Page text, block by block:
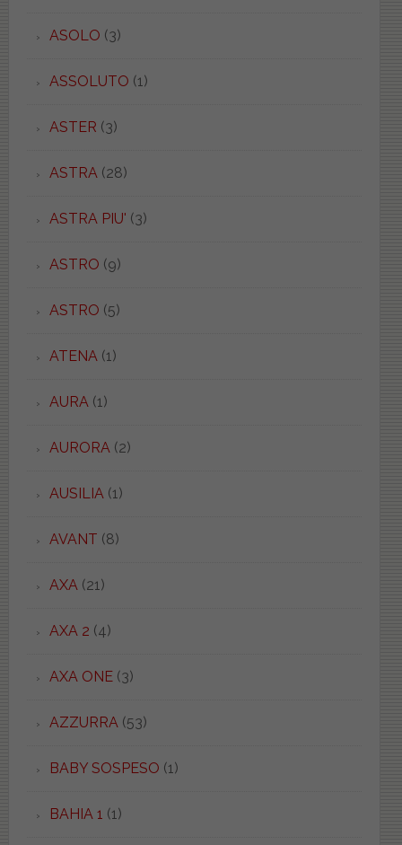
ASOLO (3)
ASSOLUTO (1)
ASTER (3)
ASTRA (28)
ASTRA PIU' (3)
ASTRO (9)
ASTRO (5)
ATENA (1)
AURA (1)
AURORA (2)
AUSILIA (1)
AVANT (8)
AXA (21)
AXA 2 (4)
AXA ONE(3)
AZZURRA (53)
BABY SOSPESO (1)
BAHIA 1 (1)